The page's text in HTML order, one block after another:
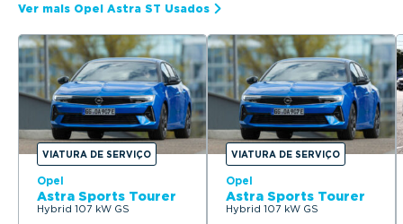
Ver mais Opel Astra ST Usados
VIATURA DE SERVIÇO
Opel
Astra Sports Tourer
Hybrid 107 kW GS
VIATURA DE SERVIÇO
Opel
Astra Sports Tourer
Hybrid 107 kW GS